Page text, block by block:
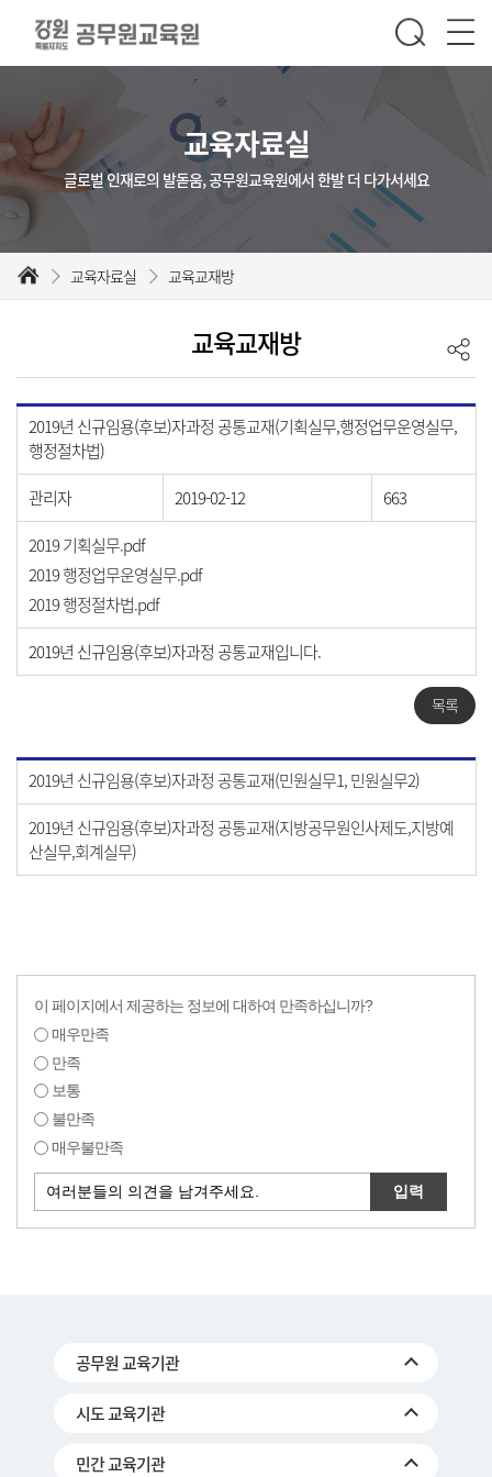
교육자료실
글로벌 인재로의 발돋움, 공무원교육원에서 한발 더 다가서세요
교육자료실 교육교재방
교육교재방
2019년 신규임용(후보)자과정 공통교재(기획실무,행정업무운영실무,
행정절차법)
관리자
2019-02-12
663
2019 기획실무.pdf
2019 행정업무운영실무.pdf
2019 행정절차법.pdf
2019년 신규임용(후보)자과정 공통교재입니다.
목록
2019년 신규임용(후보)자과정 공통교재(민원실무1, 민원실무2)
2019년 신규임용(후보)자과정 공통교재(지방공무원인사제도,지방예
산실무,회계실무)
이 페이지에서 제공하는 정보에 대하여 만족하십니까?
매우만족
만족
보통
불만족
매우불만족
공무원 교육기관
시도 교육기관
민간 교육기관